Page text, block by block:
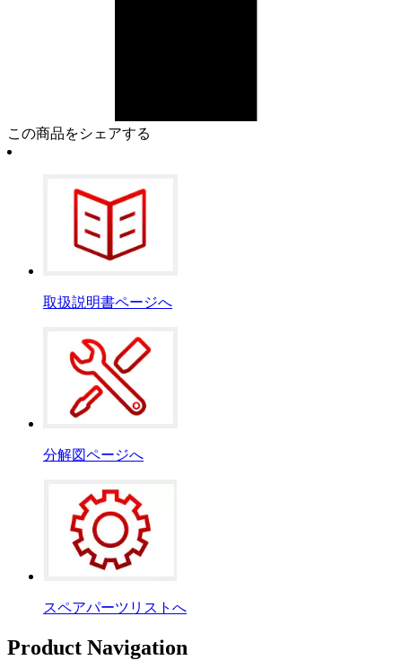
この商品をシェアする
取扱説明書ページへ
分解図ページへ
スペアパーツリストへ
Product Navigation